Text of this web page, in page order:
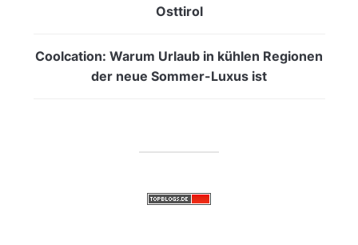
Osttirol
Coolcation: Warum Urlaub in kühlen Regionen
der neue Sommer-Luxus ist